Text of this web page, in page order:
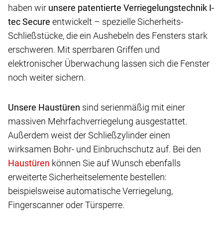
haben wir unsere patentierte Verriegelungstechnik I-
tec Secure entwickelt – spezielle Sicherheits-
Schließstücke, die ein Aushebeln des Fensters stark
erschweren. Mit sperrbaren Griffen und
elektronischer Überwachung lassen sich die Fenster
noch weiter sichern.
Unsere Haustüren sind serienmäßig mit einer
massiven Mehrfachverriegelung ausgestattet.
Außerdem weist der Schließzylinder einen
wirksamen Bohr- und Einbruchschutz auf. Bei den
können Sie auf Wunsch ebenfalls
erweiterte Sicherheitselemente bestellen:
beispielsweise automatische Verriegelung,
Fingerscanner oder Türsperre.